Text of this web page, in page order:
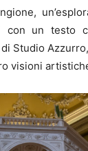
con un testo
Studio
visioni